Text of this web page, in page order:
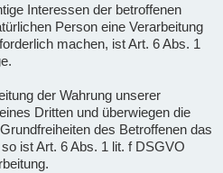
Interessen der betroffenen
Person eine Verarbeitung
machen, ist Art. 6 Abs. 1
der Wahrung unserer
Dritten und überwiegen die
des Betroffenen das
ist Art. 6 Abs. 1 lit. f DSGVO